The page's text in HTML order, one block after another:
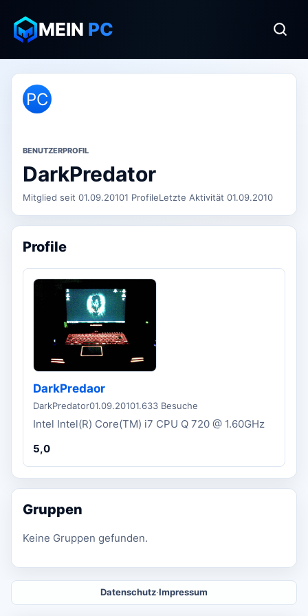
MEIN PC
PC
BENUTZERPROFIL
DarkPredator
Mitglied seit 01.09.20101 ProfileLetzte Aktivität 01.09.2010
Profile
DarkPredaor
DarkPredator01.09.20101.633 Besuche
Intel Intel(R) Core(TM) i7 CPU Q 720 @ 1.60GHz
5,0
Gruppen
Keine Gruppen gefunden.
Datenschutz·Impressum